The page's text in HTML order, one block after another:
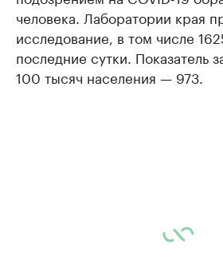
человека. Лаборатории края
исследование, в том числе
последние сутки. Показатель
100 тысяч населения — 973.